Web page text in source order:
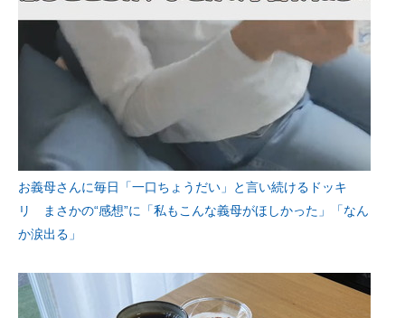
お義母さんに毎日「一口ちょうだい」と言い続けるドッキ
リ まさかの“感想”に「私もこんな義母がほしかった」「なん
か涙出る」